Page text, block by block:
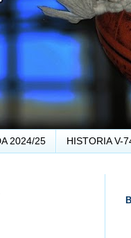
2024/25 HISTORIA V-